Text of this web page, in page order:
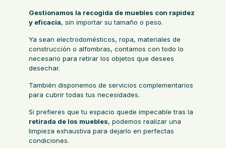
Gestionamos la recogida de muebles con rapidez
y eficacia, sin importar su tamaño o peso.
Ya sean electrodomésticos, ropa, materiales de
construcción o alfombras, contamos con todo lo
necesario para retirar los objetos que desees
desechar.
También disponemos de servicios complementarios
para cubrir todas tus necesidades.
Si prefieres que tu espacio quede impecable tras la
retirada de los muebles, podemos realizar una
limpieza exhaustiva para dejarlo en perfectas
condiciones.